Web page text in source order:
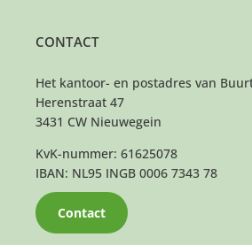
CONTACT
Het kantoor- en postadres van
Herenstraat 47
3431 CW Nieuwegein
KvK-nummer: 61625078
IBAN: NL95 INGB 0006 7343 78
Contact